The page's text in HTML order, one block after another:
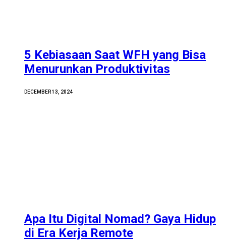
5 Kebiasaan Saat WFH yang Bisa
Menurunkan Produktivitas
DECEMBER 13, 2024
Apa Itu Digital Nomad? Gaya Hidup
di Era Kerja Remote